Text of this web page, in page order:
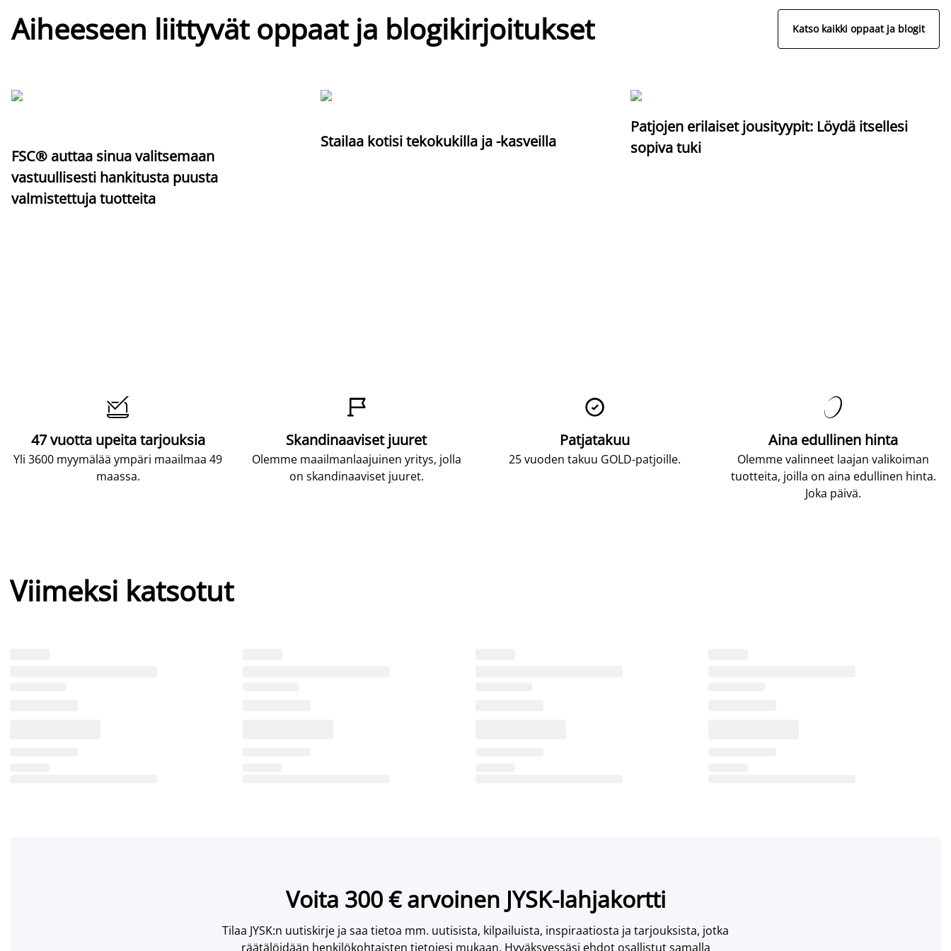
Aiheeseen liittyvät oppaat ja blogikirjoitukset Katso kaikki oppaat ja blogit
FSC® auttaa sinua valitsemaan
vastuullisesti hankitusta puusta
valmistettuja tuotteita
Stailaa kotisi tekokukilla ja -kasveilla
Patjojen erilaiset jousityypit: Löydä itsellesi
sopiva tuki

47 vuotta upeita tarjouksia
Yli 3600 myymälää ympäri maailmaa 49
maassa.

Skandinaaviset juuret
Olemme maailmanlaajuinen yritys, jolla
on skandinaaviset juuret.

Patjatakuu
25 vuoden takuu GOLD-patjoille.

Aina edullinen hinta
Olemme valinneet laajan valikoiman
tuotteita, joilla on aina edullinen hinta.
Joka päivä.
Viimeksi katsotut
Voita 300 € arvoinen JYSK-lahjakortti
Tilaa JYSK:n uutiskirje ja saa tietoa mm. uutisista, kilpailuista, inspiraatiosta ja tarjouksista, jotka
räätälöidään henkilökohtaisten tietojesi mukaan. Hyväksyessäsi ehdot osallistut samalla